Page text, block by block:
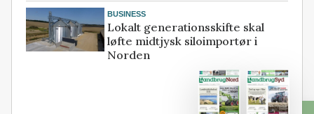
BUSINESS
Lokalt generationsskifte skal
løfte midtjysk siloimportør i
Norden